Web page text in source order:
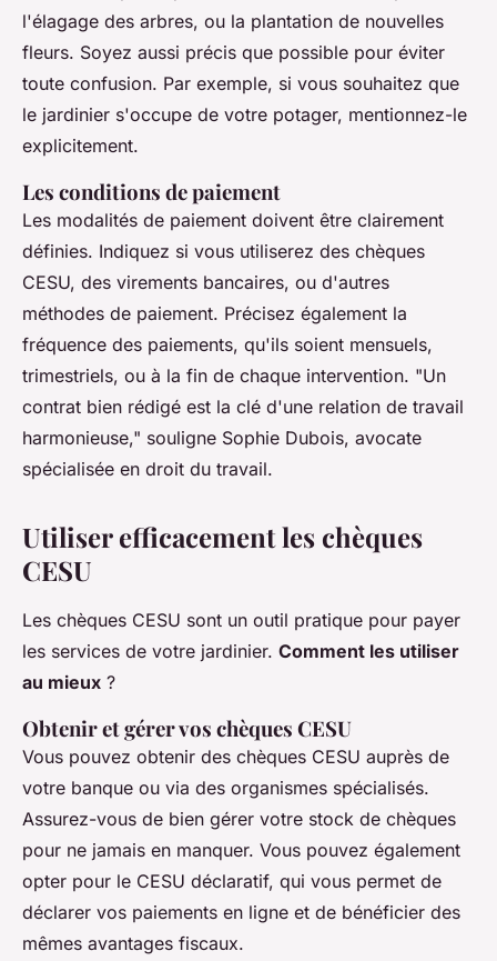
l'élagage des arbres, ou la plantation de nouvelles
fleurs. Soyez aussi précis que possible pour éviter
toute confusion. Par exemple, si vous souhaitez que
le jardinier s'occupe de votre potager, mentionnez-le
explicitement.
Les conditions de paiement
Les modalités de paiement doivent être clairement
définies. Indiquez si vous utiliserez des chèques
CESU, des virements bancaires, ou d'autres
méthodes de paiement. Précisez également la
fréquence des paiements, qu'ils soient mensuels,
trimestriels, ou à la fin de chaque intervention. "Un
contrat bien rédigé est la clé d'une relation de travail
harmonieuse," souligne Sophie Dubois, avocate
spécialisée en droit du travail.
Utiliser efficacement les chèques
CESU
Les chèques CESU sont un outil pratique pour payer
les services de votre jardinier. Comment les utiliser
au mieux ?
Obtenir et gérer vos chèques CESU
Vous pouvez obtenir des chèques CESU auprès de
votre banque ou via des organismes spécialisés.
Assurez-vous de bien gérer votre stock de chèques
pour ne jamais en manquer. Vous pouvez également
opter pour le CESU déclaratif, qui vous permet de
déclarer vos paiements en ligne et de bénéficier des
mêmes avantages fiscaux.